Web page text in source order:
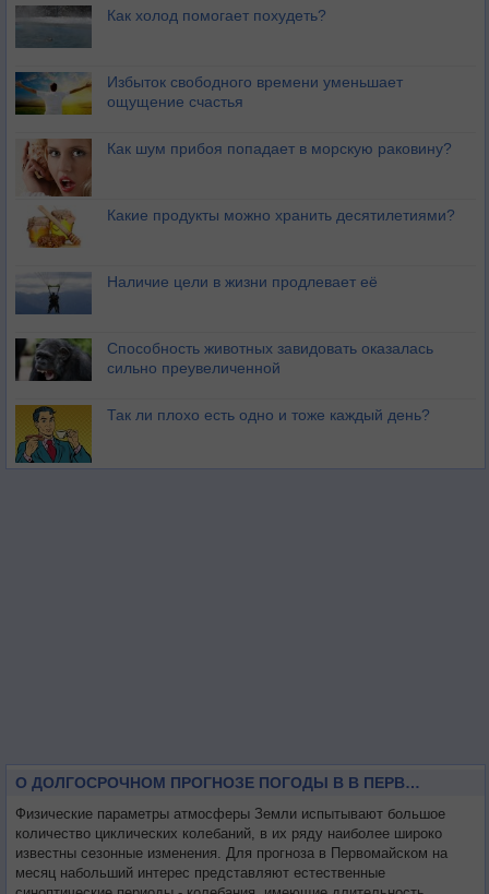
Как холод помогает похудеть?
Избыток свободного времени уменьшает
ощущение счастья
Как шум прибоя попадает в морскую раковину?
Какие продукты можно хранить десятилетиями?
Наличие цели в жизни продлевает её
Способность животных завидовать оказалась
сильно преувеличенной
Так ли плохо есть одно и тоже каждый день?
О ДОЛГОСРОЧНОМ ПРОГНОЗЕ ПОГОДЫ В В ПЕРВОМАЙСКОМ НА МЕСЯЦ
Физические параметры атмосферы Земли испытывают большое
количество циклических колебаний, в их ряду наиболее широко
известны сезонные изменения. Для прогноза в Первомайском на
месяц набольший интерес представляют естественные